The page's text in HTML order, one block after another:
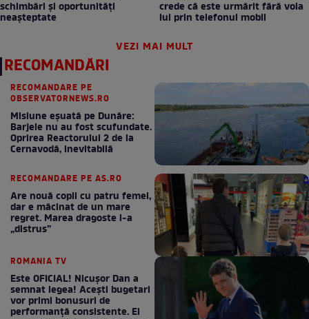
schimbări și oportunități
neașteptate
crede că este urmărit fără voia
lui prin telefonul mobil
VEZI MAI MULT
RECOMANDĂRI
RECOMANDARE PE
OBSERVATORNEWS.RO
Misiune eșuată pe Dunăre:
Barjele nu au fost scufundate.
Oprirea Reactorului 2 de la
Cernavodă, inevitabilă
RECOMANDARE PE AS.RO
Are nouă copii cu patru femei,
dar e măcinat de un mare
regret. Marea dragoste l-a
„distrus”
ROMANIA TV
Este OFICIAL! Nicușor Dan a
semnat legea! Acești bugetari
vor primi bonusuri de
performanță consistente. Ei